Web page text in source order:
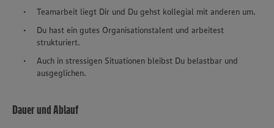
Teamarbeit liegt Dir und Du gehst kollegial mit anderen um.
Du hast ein gutes Organisationstalent und arbeitest
strukturiert.
Auch in stressigen Situationen bleibst Du belastbar und
ausgeglichen.
Dauer und Ablauf